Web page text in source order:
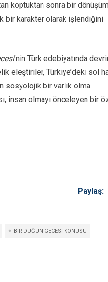
koptuktan sonra bir
bir karakter olarak işlendiğini
’nin Türk edebiyatında
eleştiriler, Türkiye’deki sol
sosyolojik bir varlık olma
insan olmayı önceleyen bir
Paylaş:
BIR DÜĞÜN GECESI KONUSU